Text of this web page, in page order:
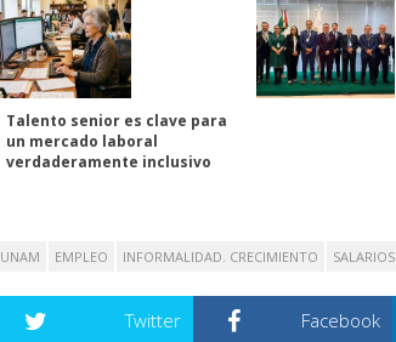
Talento senior es clave para
un mercado laboral
verdaderamente inclusivo
UNAM EMPLEO INFORMALIDAD. CRECIMIENTO SALARIOS
Twitter Facebook